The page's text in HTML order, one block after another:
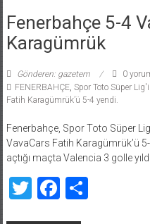
Fenerbahçe 5-4
Karagümrük
Gönderen: gazetem
0
FENERBAHÇE, Spor Toto Süper
Fatih Karagümrük’ü 5-4 yendi.
Fenerbahçe, Spor Toto Süper
VavaCars Fatih Karagümrük’ü
açtığı maçta Valencia 3 golle
TwitterFacebook
Share